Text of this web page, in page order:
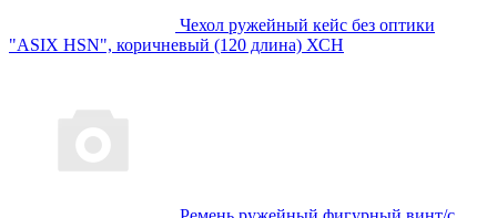
Чехол ружейный кейс без оптики
"ASIX HSN", коричневый (120 длина) ХСН